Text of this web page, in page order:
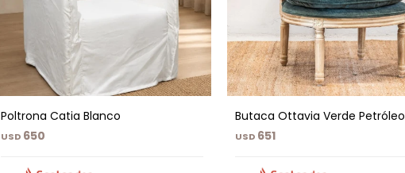
Poltrona Catia Blanco
USD 650
Butaca Ottavia Verde Petróleo
USD 651